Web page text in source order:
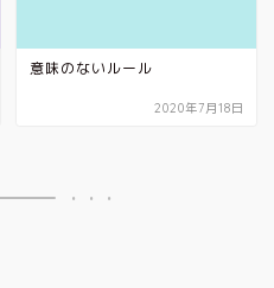
意味のないルール
2020年7月18日